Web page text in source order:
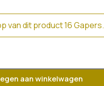
van dit product 16 Gapers.
aan winkelwagen